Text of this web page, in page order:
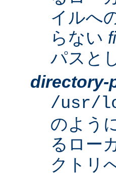
イルへ
らない
パスと
directory-
/usr/
のよう
るロー
クトリ